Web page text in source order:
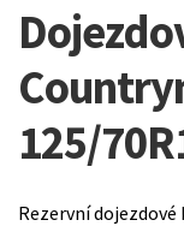
125/
Rezervní